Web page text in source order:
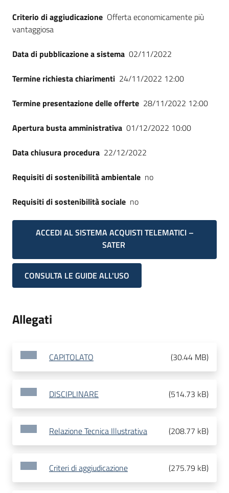
Seguici
su
Criterio di aggiudicazione Offerta economicamente più
vantaggiosa
Data di pubblicazione a sistema 02/11/2022
Termine richiesta chiarimenti 24/11/2022 12:00
Termine presentazione delle offerte 28/11/2022 12:00
Apertura busta amministrativa 01/12/2022 10:00
Data chiusura procedura 22/12/2022
Requisiti di sostenibilità ambientale no
Requisiti di sostenibilità sociale no
ACCEDI AL SISTEMA ACQUISTI TELEMATICI –
SATER
CONSULTA LE GUIDE ALL'USO
Allegati
CAPITOLATO (30.44 MB)
DISCIPLINARE (514.73 kB)
Relazione Tecnica Illustrativa (208.77 kB)
Criteri di aggiudicazione (275.79 kB)